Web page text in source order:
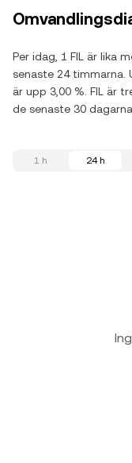
Per idag, 1 FIL är lika
senaste 24 timmarna.
är upp 3,00 %. FIL är
de senaste 30 dagarna.
1 h 24 h